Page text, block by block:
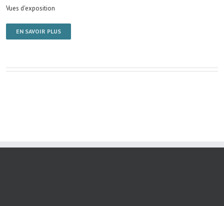
Vues d'exposition
EN SAVOIR PLUS